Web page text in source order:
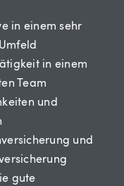
in einem sehr
in einem
Team
und
und
gute